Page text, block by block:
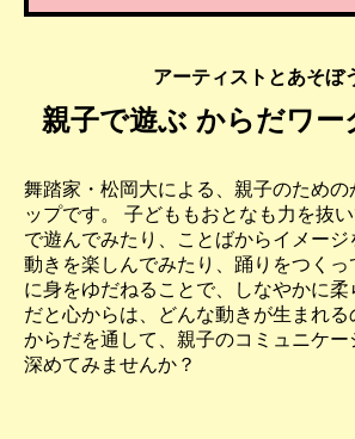
アーティストとあそぼ
親子で遊ぶ からだワ
舞踏家・松岡大による、親子のための
ップです。 子どももおとなも力を抜
で遊んでみたり、ことばからイメー
動きを楽しんでみたり、踊りをつく
に身をゆだねることで、しなやかに柔
だと心からは、どんな動きが生まれる
からだを通して、親子のコミュニケー
深めてみませんか？